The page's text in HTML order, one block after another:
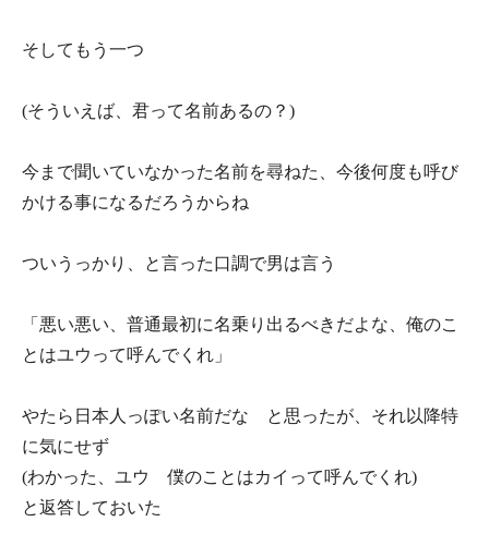
そしてもう一つ
(そういえば、君って名前あるの？)
今まで聞いていなかった名前を尋ねた、今後何度も呼び
かける事になるだろうからね
ついうっかり、と言った口調で男は言う
「悪い悪い、普通最初に名乗り出るべきだよな、俺のこ
とはユウって呼んでくれ」
やたら日本人っぽい名前だな と思ったが、それ以降特
に気にせず
(わかった、ユウ 僕のことはカイって呼んでくれ)
と返答しておいた